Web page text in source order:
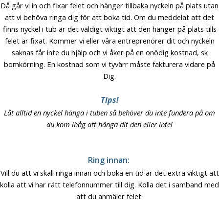
Då går vi in och fixar felet och hänger tillbaka nyckeln på plats utan
att vi behöva ringa dig för att boka tid. Om du meddelat att det
finns nyckel i tub är det väldigt viktigt att den hänger på plats tills
felet är fixat. Kommer vi eller våra entreprenörer dit och nyckeln
saknas får inte du hjälp och vi åker på en onödig kostnad, sk
bomkörning. En kostnad som vi tyvärr måste fakturera vidare på
Dig.
Tips!
Låt alltid en nyckel hänga i tuben så behöver du inte fundera på om
du kom ihåg att hänga dit den eller inte!
Ring innan:
Vill du att vi skall ringa innan och boka en tid är det extra viktigt att
kolla att vi har rätt telefonnummer till dig. Kolla det i samband med
att du anmäler felet.